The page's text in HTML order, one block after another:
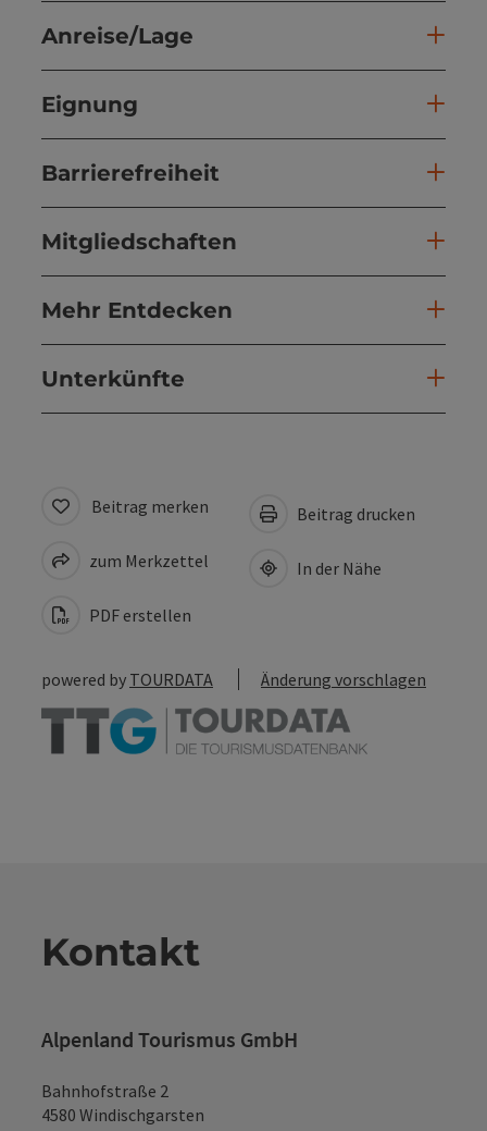
Anreise/Lage
Eignung
Barrierefreiheit
Mitgliedschaften
Mehr Entdecken
Unterkünfte
Beitrag merken
zum Merkzettel
PDF erstellen
Beitrag drucken
In der Nähe
powered by TOURDATA Änderung vorschlagen
Kontakt
Alpenland Tourismus GmbH
Bahnhofstraße 2
4580 Windischgarsten